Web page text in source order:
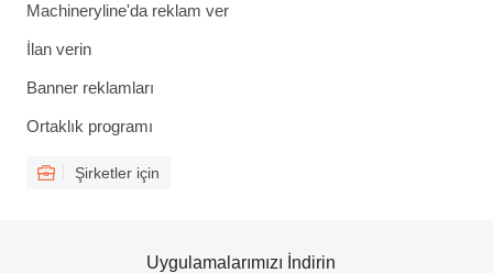
Machineryline'da reklam ver
İlan verin
Banner reklamları
Ortaklık programı
Şirketler için
Uygulamalarımızı İndirin